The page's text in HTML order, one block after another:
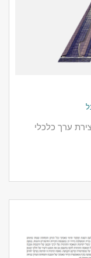
ערך כלכלי